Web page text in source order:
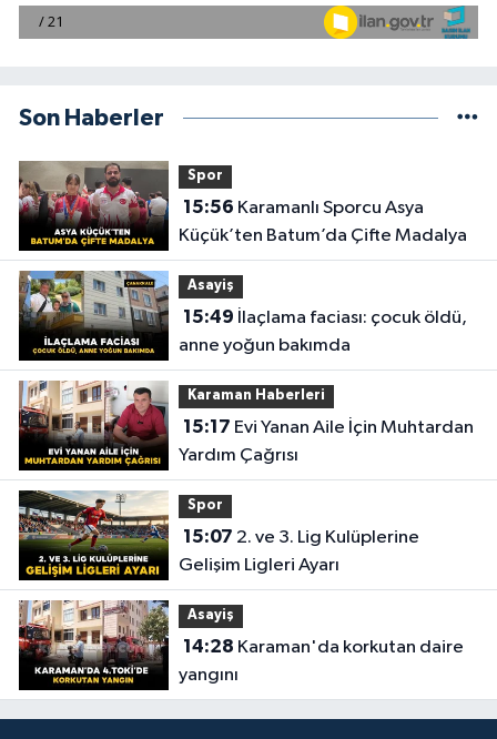
Son Haberler
Spor
15:56
Küçük’ten Batum’da Çifte Madalya
Asayiş
15:49
anne yoğun bakımda
Karaman Haberleri
15:17
Yardım Çağrısı
Spor
15:07
Gelişim Ligleri Ayarı
Asayiş
14:28
yangını